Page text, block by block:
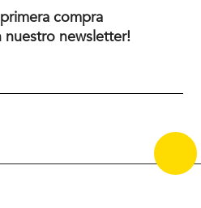
compra
nuestro newsletter!